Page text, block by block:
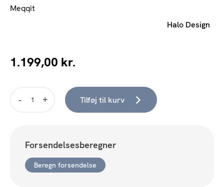
Meqqit
Halo Design
1.199,00 kr.
Tilføj til kurv
Forsendelsesberegner
Beregn forsendelse